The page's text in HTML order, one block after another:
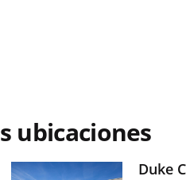
ubicaciones
Duke